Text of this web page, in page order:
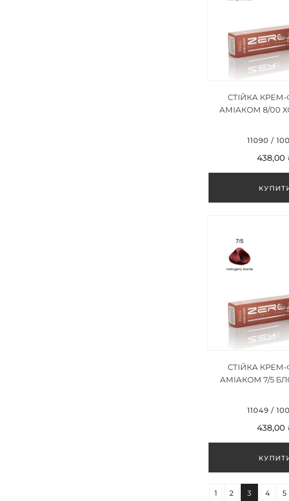
СТІЙКА
АМІАКОМ 8/00
11090 /
438,00
СТІЙКА
АМІАКОМ 7/5
100ML
11049 /
438,00
1 2 3 4 5